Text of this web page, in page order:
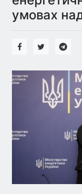
умовах